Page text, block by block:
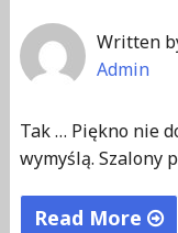
ż
c
y
z
n
Written
Admin
Tak … Piękno nie
wymyślą. Szalony
Read More